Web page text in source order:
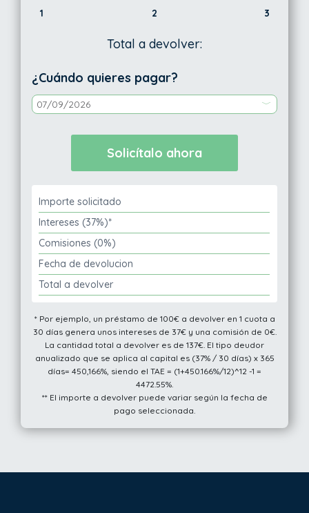
1 2 3
Total a devolver:
¿Cuándo quieres pagar?
Importe solicitado
Intereses (37%)*
Comisiones (0%)
Fecha de devolucion
Total a devolver
* Por ejemplo, un préstamo de 100€ a devolver en 1 cuota a
30 días genera unos intereses de 37€ y una comisión de 0€.
La cantidad total a devolver es de 137€. El tipo deudor
anualizado que se aplica al capital es (37% / 30 días) x 365
días= 450,166%, siendo el TAE = (1+450.166%/12)^12 -1 =
4472.55%.
** El importe a devolver puede variar según la fecha de
pago seleccionada.